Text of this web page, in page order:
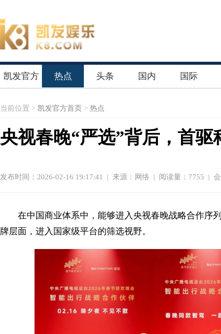
凯发官方 热点 头条 国内 国际
当前位置 > 凯发官方首页 > 热点
央视春晚“严选”背后，首
发布时间：2026-02-16 19:17:41 | 来源：网络 | 阅读量：7755 |
在中国商业体系中，能够进入央视春晚战略合作序
牌层面，进入国家级平台的筛选视野。